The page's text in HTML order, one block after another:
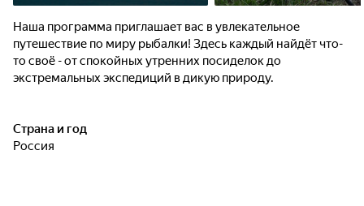
Наша программа приглашает вас в увлекательное
путешествие по миру рыбалки! Здесь каждый найдёт что-
то своё - от спокойных утренних посиделок до
экстремальных экспедиций в дикую природу.
Страна и год
Россия